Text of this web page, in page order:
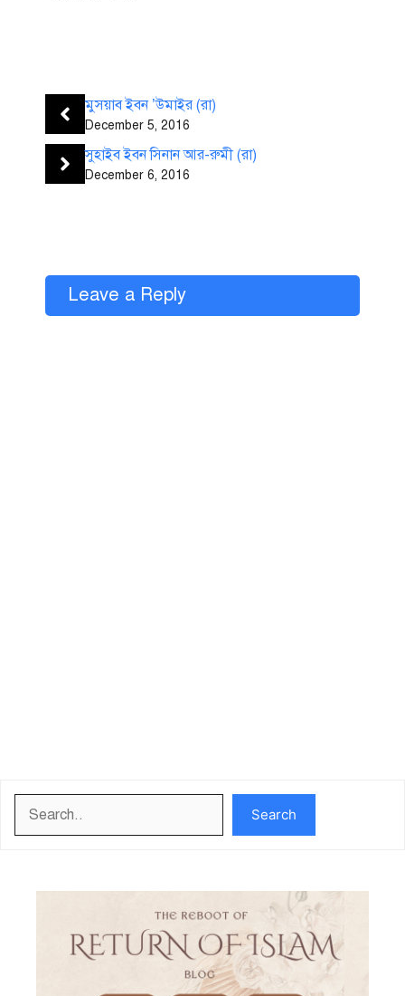
মুসয়াব ইবন ’উমাইর (রা)
December 5, 2016
সুহাইব ইবন সিনান আর-রুমী (রা)
December 6, 2016
Leave a Reply
Search